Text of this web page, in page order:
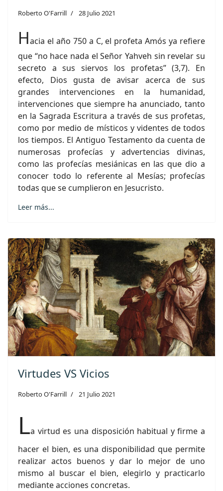
Roberto O'Farrill 28 Julio 2021
Hacia el año 750 a C, el profeta Amós ya refiere
que “no hace nada el Señor Yahveh sin revelar su
secreto a sus siervos los profetas” (3,7). En
efecto, Dios gusta de avisar acerca de sus
grandes intervenciones en la humanidad,
intervenciones que siempre ha anunciado, tanto
en la Sagrada Escritura a través de sus profetas,
como por medio de místicos y videntes de todos
los tiempos. El Antiguo Testamento da cuenta de
numerosas profecías y advertencias divinas,
como las profecías mesiánicas en las que dio a
conocer todo lo referente al Mesías; profecías
todas que se cumplieron en Jesucristo.
Leer más...
Virtudes VS Vicios
Roberto O'Farrill 21 Julio 2021
La virtud es una disposición habitual y firme a
hacer el bien, es una disponibilidad que permite
realizar actos buenos y dar lo mejor de uno
mismo al buscar el bien, elegirlo y practicarlo
mediante acciones concretas.